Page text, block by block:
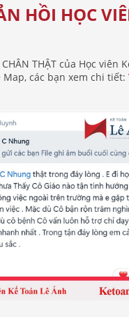
HỒI HỌC
CHÂN THẬT của Học viên
Map, các bạn xem chi tiết: